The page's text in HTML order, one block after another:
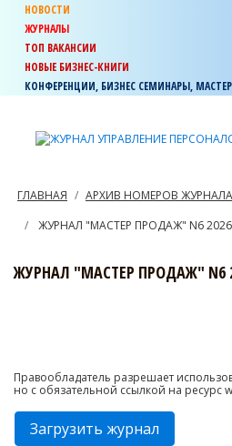
НОВОСТИ
ЖУРНАЛЫ
ТОП ВАКАНСИИ
НОВЫЕ БИЗНЕС-КНИГИ
КОНФЕРЕНЦИИ, БИЗНЕС СЕМИНАРЫ,
ГЛАВНАЯ
АРХИВ НОМЕРОВ
ЖУРНАЛ "МАСТЕР ПРОДАЖ" N6
ЖУРНАЛ "МАСТЕР ПРОДАЖ" N6
Правообладатель разрешает
но с обязательной ссылкой на ресурс
Загрузить журнал